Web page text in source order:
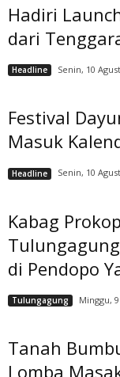
Hadiri
dari
Headline Senin, 10
Festival
Masuk
Headline Senin, 10
Kabag
di Pendopo
Tulungagung Minggu,
Tanah
Lomba